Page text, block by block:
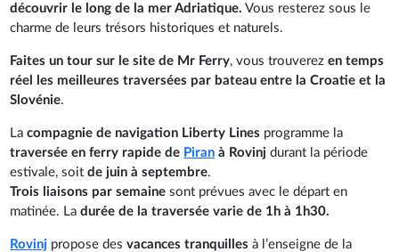
découvrir le long de la mer Adriatique. Vous resterez sous le
charme de leurs trésors historiques et naturels.
Faites un tour sur le site de Mr Ferry, vous trouverezen temps
réel les meilleures traversées par bateau entre la Croatie et la
Slovénie.
La compagnie de navigation Liberty Lines programme la
traversée en ferry rapide de Piran à Rovinj durant la période
estivale, soitde juin à septembre.
Trois liaisons par semainesont prévues avec le départ en
matinée. Ladurée de la traversée varie de 1h à 1h30.
Rovinj propose desvacances tranquillesà l’enseigne de la